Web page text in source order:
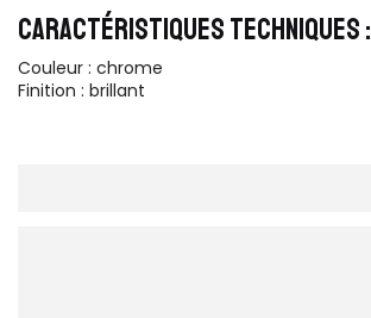
CARACTÉRISTIQUES TECHNIQUES :
Couleur : chrome
Finition : brillant